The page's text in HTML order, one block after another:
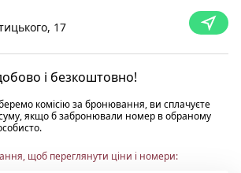
17
і безкоштовно!
комісію за бронювання, ви сплачуєте
якщо б забронювали номер в обраному
щоб переглянути ціни і номери: